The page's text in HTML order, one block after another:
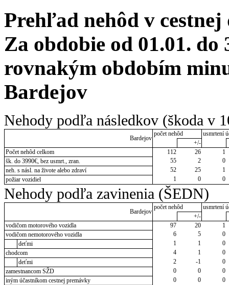
Prehľad nehôd v cestnej
Za obdobie od 01.01. do
rovnakým obdobím
Bardejov
Nehody podľa následkov (škoda v
Bardejov
počet nehôd
usmrtení
+/-
Počet nehôd celkom
112 26
1
šk. do 3990€, bez usmrt., zran.
55 2
0
neh. s násl. na živote alebo zdraví
52 25
1
požiar vozidiel
1 0 0
Nehody podľa zavinenia (ŠEDN)
Bardejov
počet nehôd
usmrtení
+/-
vodičom motorového vozidla
97 20
1
vodičom nemotorového vozidla
6 5
0
deťmi
1 1
0
chodcom
4 1
0
deťmi
2 -1
0
zamestnancom SŽD
0 0
0
iným účastníkom cestnej premávky
0 0
0